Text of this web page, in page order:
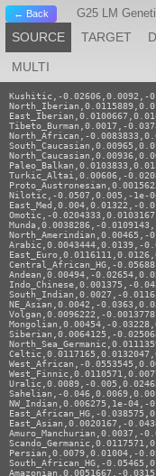
← Back G25 LM
SOURCE TARGET
MULTI